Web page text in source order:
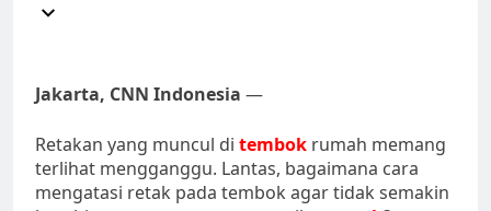
Jakarta, CNN Indonesia —
Retakan yang muncul di tembok rumah memang
terlihat mengganggu. Lantas, bagaimana cara
mengatasi retak pada tembok agar tidak semakin